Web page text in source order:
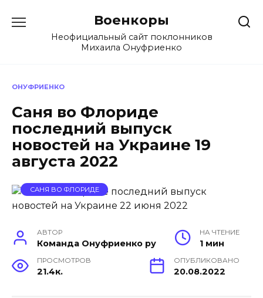
содержанию
Военкоры
Неофициальный сайт поклонников
Михаила Онуфриенко
ОНУФРИЕНКО
Саня во Флориде
последний выпуск
новостей на Украине 19
августа 2022
САНЯ ВО ФЛОРИДЕ
АВТОР
Команда Онуфриенко ру
НА ЧТЕНИЕ
1 мин
ПРОСМОТРОВ
21.4к.
ОПУБЛИКОВАНО
20.08.2022